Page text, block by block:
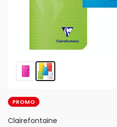
PROMO
Clairefontaine